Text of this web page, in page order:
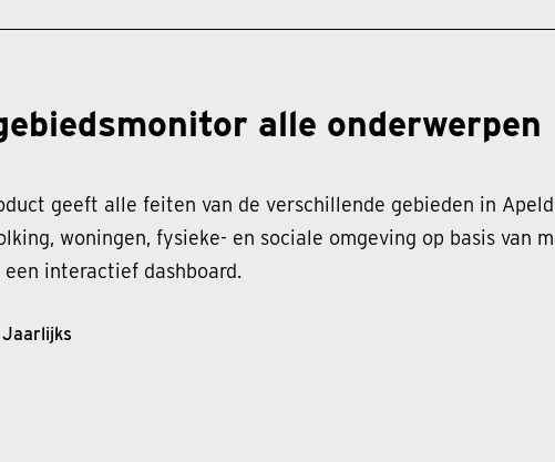
alle onderwerpen
geeft alle feiten van de verschillende gebieden in
woningen, fysieke- en sociale omgeving op basis van
interactief dashboard.